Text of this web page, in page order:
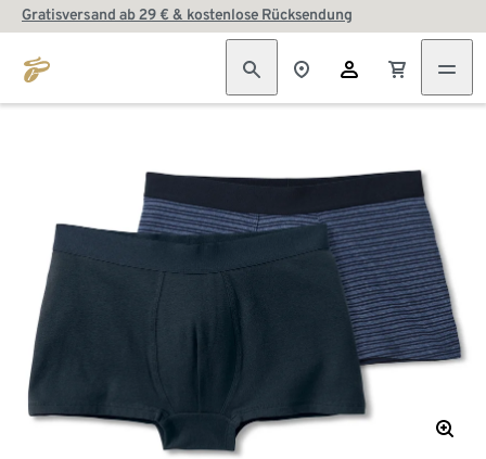
Gratisversand ab 29 € & kostenlose Rücksendung